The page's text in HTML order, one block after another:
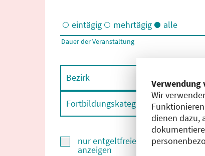
Verwendung
Wir
dienen dazu,
Eintägige und/oder mehrtägige Veranstaltungen
eintägig mehrtägig alle
Dauer der Veranstaltung
Bezirk
Fortbildungskategorie
nur entgeltfreie Fortbildungen
anzeigen